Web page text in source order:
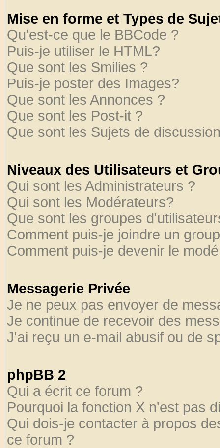
Mise en forme et Types de
Qu'est-ce que le BBCode ?
Puis-je utiliser le HTML?
Que sont les Smilies ?
Puis-je poster des Images?
Que sont les Annonces ?
Que sont les Post-it ?
Que sont les Sujets de
Niveaux des Utilisateurs et
Qui sont les Administrateurs ?
Qui sont les Modérateurs?
Que sont les groupes
Comment puis-je joindre un
Comment puis-je devenir le
Messagerie Privée
Je ne peux pas envoyer de
Je continue de recevoir des
J'ai reçu un e-mail abusif ou de
phpBB 2
Qui a écrit ce forum ?
Pourquoi la fonction X n'est pas
Qui dois-je contacter à propos
ce forum ?